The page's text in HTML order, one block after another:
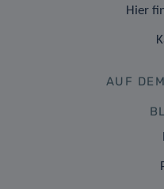
Hier
AUF